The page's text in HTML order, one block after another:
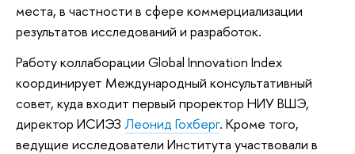
места, в частности в сфере коммерциализации
результатов исследований и разработок.
Работу коллаборации Global Innovation Index
координирует Международный консультативный
совет, куда входит первый проректор НИУ ВШЭ,
директор ИСИЭЗ Леонид Гохберг. Кроме того,
ведущие исследователи Института участвовали в